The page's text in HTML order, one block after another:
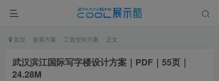
首页 策展方案 工装空间方案 正文
武汉滨江国际写字楼设计方案｜PDF｜55页｜
24.28M